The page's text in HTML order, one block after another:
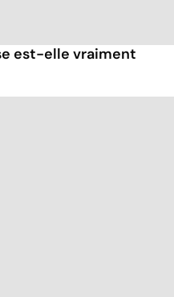
est-elle vraiment